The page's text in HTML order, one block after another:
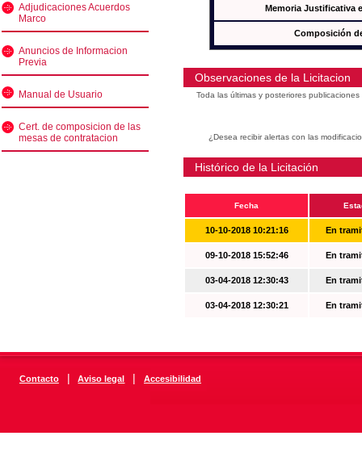
Adjudicaciones Acuerdos
Marco
Anuncios de Informacion
Previa
Manual de Usuario
Cert. de composicion de las
mesas de contratacion
Memoria Justificativa
Composición
Observaciones de la Licitacion
Toda las últimas y posteriores
¿Desea recibir alertas con las
Histórico de la Licitación
Fecha
10-10-2018 10:21:16 En
09-10-2018 15:52:46 En
03-04-2018 12:30:43 En
03-04-2018 12:30:21 En
Contacto | Aviso legal | Accesibilidad